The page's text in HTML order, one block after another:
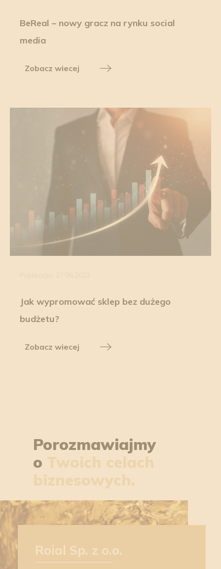
BeReal – nowy gracz na rynku social
media
Zobacz wiecej
Jak wypromować sklep bez dużego
budżetu?
Zobacz wiecej
Porozmawiajmy
o Twoich celach
biznesowych.
Roial Sp. z o.o.